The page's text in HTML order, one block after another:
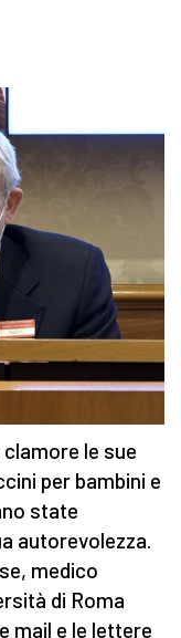
le sue
per bambini e
state
autorevolezza.
medico
di Roma
mail e le lettere